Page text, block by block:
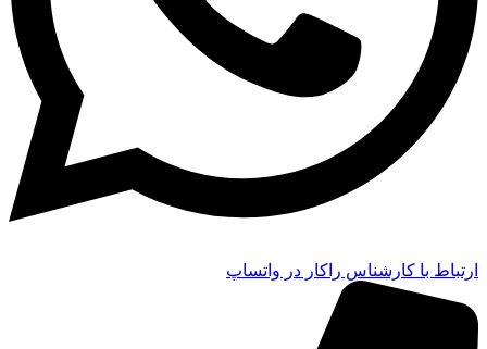
ارتباط با کارشناس راکار در واتساپ